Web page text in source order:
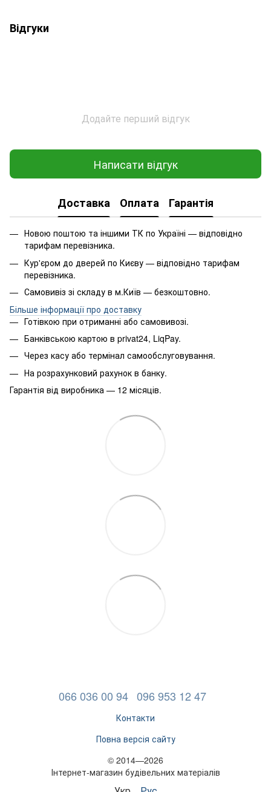
Відгуки
Додайте перший відгук
Написати відгук
Доставка Оплата Гарантія
Новою поштою та іншими ТК по Україні — відповідно
тарифам перевізника.
Кур'єром до дверей по Києву — відповідно тарифам
перевізника.
Самовивіз зі складу в м.Київ — безкоштовно.
Більше інформації про доставку
Готівкою при отриманні або самовивозі.
Банківською картою в privat24, LiqPay.
Через касу або термінал самообслуговування.
На розрахунковий рахунок в банку.
Гарантія від виробника — 12 місяців.
066 036 00 94 096 953 12 47
Контакти
Повна версія сайту
© 2014—2026
Інтернет-магазин будівельних матеріалів